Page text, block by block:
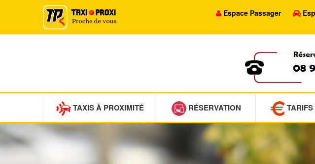
Espace Passager
TAXIS À PROXIMITÉ RÉSERVATION TARIFS